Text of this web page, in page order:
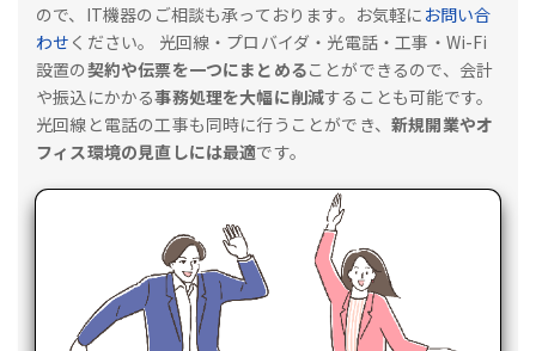
ので、IT機器のご相談も承っております。お気軽に お問い合
わせ ください。
光回線・プロバイダ・光電話・工事・Wi-Fi
設置の契約や伝票を一つにまとめることができるので、会計
や振込にかかる事務処理を大幅に削減することも可能です。
光回線と電話の工事も同時に行うことができ、 新規開業やオ
フィス環境の見直しには最適です。